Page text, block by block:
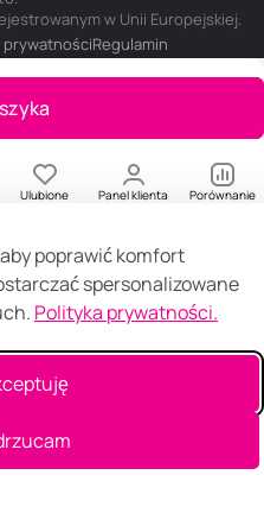
poprawić komfort
spersonalizowane
Polityka prywatności.
er
1
5
Ulubione Panel klienta Porównanie
w Unii Europejskiej.
prywatnościRegulamin